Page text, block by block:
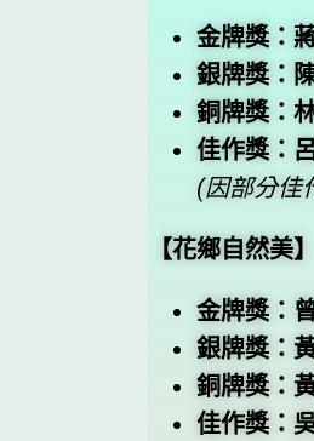
金牌獎：
銀牌獎：
銅牌獎：
佳作獎：
(因部分佳
【花鄉自然美】
金牌獎：
銀牌獎：
銅牌獎：
佳作獎：